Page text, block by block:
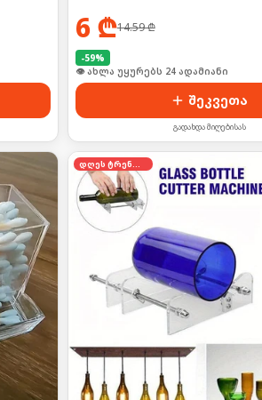
6₾14.59₾
-59%
🛒 ბოლო 24სთ-ში იყიდა 32-მა
შეკვეთა
გადახდა მიღებისას
დღეს ტრენდში